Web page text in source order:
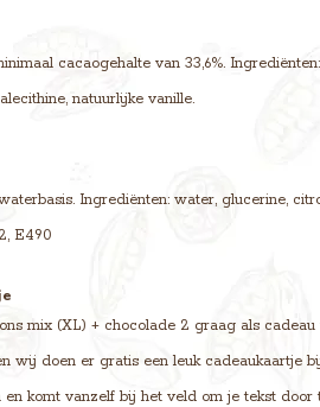
cacaogehalte van 33,6%.
natuurlijke vanille.
Ingrediënten: water, glucerine,
E490
mix (XL) + chocolade 2 graag als
wij doen er gratis een leuk cadeaukaartje
en komt vanzelf bij het veld om je tekst door